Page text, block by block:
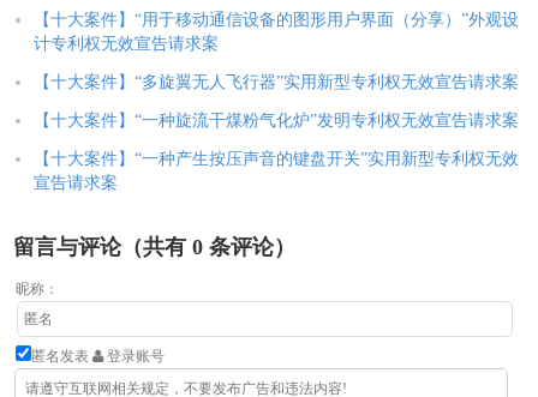
【十大案件】“用于移动通信设备的图形用户界面（分享）”外观设
计专利权无效宣告请求案
【十大案件】“多旋翼无人飞行器”实用新型专利权无效宣告请求案
【十大案件】“一种旋流干煤粉气化炉”发明专利权无效宣告请求案
【十大案件】“一种产生按压声音的键盘开关”实用新型专利权无效
宣告请求案
留言与评论（共有 0 条评论）
昵称：
匿名发表 登录账号